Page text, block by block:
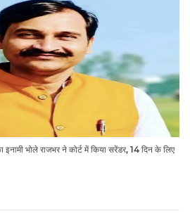
भोले राजभर ने कोर्ट में किया सरेंडर, 14 दिन के लिए